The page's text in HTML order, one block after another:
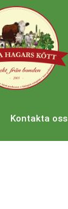
Kontakta oss